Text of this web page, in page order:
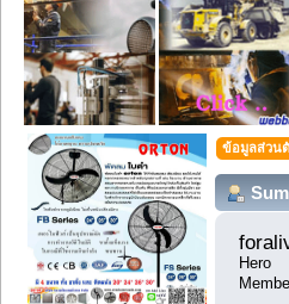
ข้อมูลส่วน
Hero